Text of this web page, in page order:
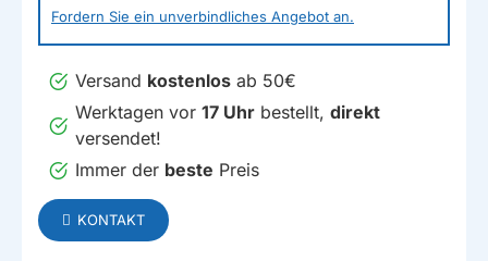
Fordern Sie ein unverbindliches Angebot an.
Versand kostenlos ab 50€
Werktagen vor 17 Uhr bestellt, direkt
versendet!
Immer der beste Preis
KONTAKT